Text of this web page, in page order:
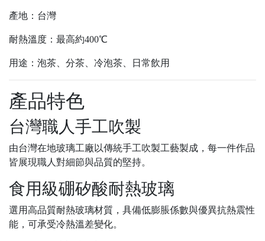
產地：台灣
耐熱溫度：最高約400℃
用途：泡茶、分茶、冷泡茶、日常飲用
產品特色
台灣職人手工吹製
由台灣在地玻璃工廠以傳統手工吹製工藝製成，每一件作品
皆展現職人對細節與品質的堅持。
食用級硼矽酸耐熱玻璃
選用高品質耐熱玻璃材質，具備低膨脹係數與優異抗熱震性
能，可承受冷熱溫差變化。